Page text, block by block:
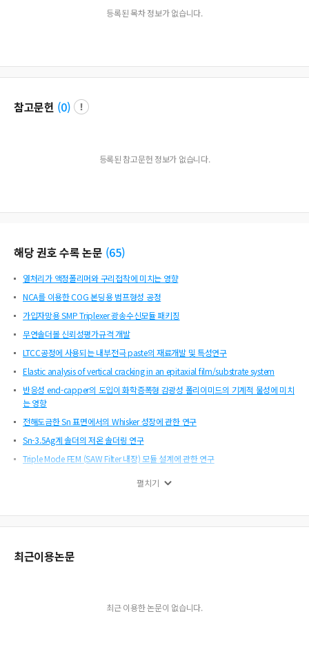
등록된 목차 정보가 없습니다.
참고문헌 (0)
등록된 참고문헌 정보가 없습니다.
해당 권호 수록 논문 (65)
열처리가 액정폴리머와 구리접착에 미치는 영향
NCA를 이용한 COG 본딩용 범프형성 공정
가입자망용 SMP Triplexer 광송수신모듈 패키징
무연솔더볼 신뢰성평가규격 개발
LTCC공정에 사용되는 내부전극 paste의 재료개발 및 특성연구
Elastic analysis of vertical cracking in an epitaxial film/substrate system
반응성 end-capper의 도입이 화학증폭형 감광성 폴리이미드의 기계적 물성에 미치
는 영향
전해도금한 Sn 표면에서의 Whisker 성장에 관한 연구
Sn-3.5Ag계 솔더의 저온 솔더링 연구
Triple Mode FEM (SAW Filter 내장) 모듈 설계에 관한 연구
무연솔더(SnAgCu)와 유연솔더(SnPb)의 피로 수명 비교 연구
Sn-x 와 Sn-0.7Cu-x 솔더합금의 크리프 특성
클럭 신호의 고속 전송을 위한 칩과 패키지의 공동 설계
Effects of Bi on Interfacial Reaction in Electroless Ni-P UBM/ Pb-free Solder B
펼치기
최근이용논문
최근 이용한 논문이 없습니다.